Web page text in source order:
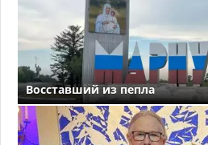
Восставший из пепла